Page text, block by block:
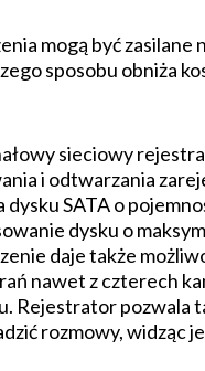
mogą być zasilane
sposobu obniża
sieciowy
i odtwarzania
dysku SATA o
dysku o
daje także
nawet z czterech
Rejestrator pozwala
rozmowy, widząc